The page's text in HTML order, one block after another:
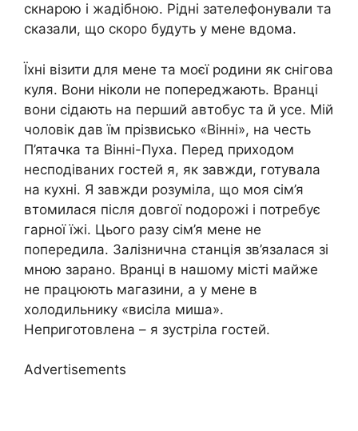
скнарою і жадібною. Рідні зателефонували та
сказали, що скоро будуть у мене вдома.
Їхні візити для мене та моєї родини як снігова
куля. Вони ніколи не попереджають. Вранці
вони сідають на перший автобус та й усе. Мій
чоловік дав їм прізвисько «Вінні», на честь
П’ятачка та Вінні-Пуха. Перед приходом
несподіваних гостей я, як завжди, готувала
на кухні. Я завжди розуміла, що моя сім’я
втомилася після довгої nодорожі і потребує
гарної їжі. Цього разу сім’я мене не
попередила. Залізнична станція зв’язалася зі
мною зарано. Вранці в нашому місті майже
не працюють магазини, а у мене в
холодильнику «висіла миша».
Неприготовлена – я зустріла гостей.
Advertisements